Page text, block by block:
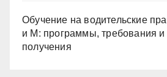
Обучение на водительские
и M: программы, требования и
получения